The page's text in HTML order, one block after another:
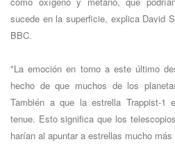
sucede en la superficie, explica David
BBC.
"La emoción en torno a este último
hecho de que muchos de los
También a que la estrella Trappist-1
tenue. Esto significa que los
harían al apuntar a estrellas mucho